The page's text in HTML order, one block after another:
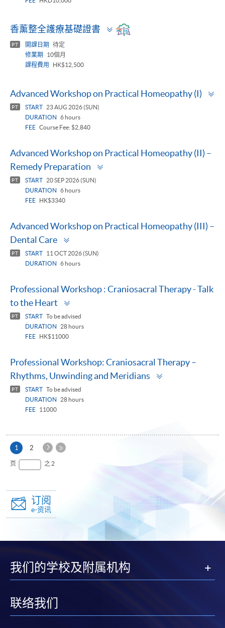
香薰整全護療基礎證書
Toggle
panel
PT 開課日期
待定
修業期
10個月
課程費用
HK$12,500
Advanced Workshop on Practical Homeopathy (I)
PT START
23 AUG 2026 (SUN)
DURATION
6 hours
FEE Course Fee: $2,840
Advanced Workshop on Practical Homeopathy (II) –
Remedy Preparation
PT START
20 SEP 2026 (SUN)
DURATION
6 hours
FEE
HK$3340
Advanced Workshop on Practical Homeopathy (III) –
Dental Care
PT START
11 OCT 2026 (SUN)
DURATION
6 hours
Professional Workshop : Craniosacral Therapy - Talk
to the Heart
PT START To be advised
DURATION
28 hours
FEE
HK$11000
Professional Workshop: Craniosacral Therapy –
Rhythms, Unwinding and Meridians
PT START To be advised
DURATION
28 hours
FEE
11000
1 本
页
2
下
页
页 之 2
订阅
e-资讯
我们的学校及附属机构
联络我们